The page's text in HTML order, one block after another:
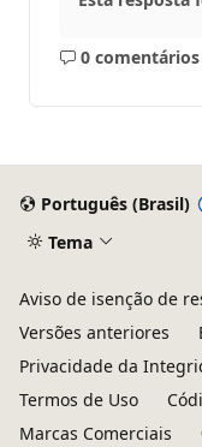
0 comentários
Sem
Português (Brasil)
Tema
Aviso de isenção de
Versões anteriores
Privacidade da
Termos de Uso
Marcas Comerciais